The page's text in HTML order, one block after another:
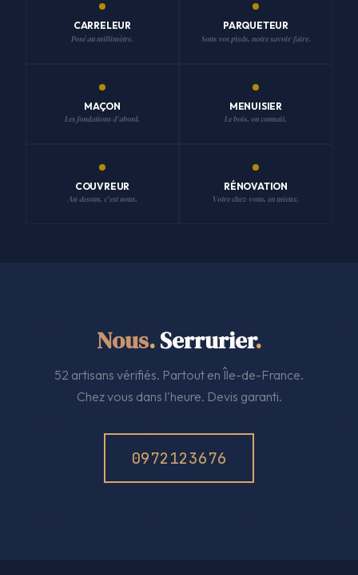
CARRELEUR
Posé au millimètre.
PARQUETEUR
Sous vos pieds, notre savoir-faire.
MAÇON
Les fondations d'abord.
MENUISIER
Le bois, on connaît.
COUVREUR
Au-dessus, c'est nous.
RÉNOVATION
Votre chez-vous, en mieux.
Nous.Serrurier.
52 artisans vérifiés. Partout en Île-de-France.
Chez vous dans l'heure. Devis garanti.
0972123676